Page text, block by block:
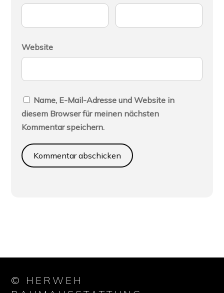
Website
Name, E-Mail-Adresse und Website in
diesem Browser für meinen nächsten
Kommentar speichern.
© HERWEH